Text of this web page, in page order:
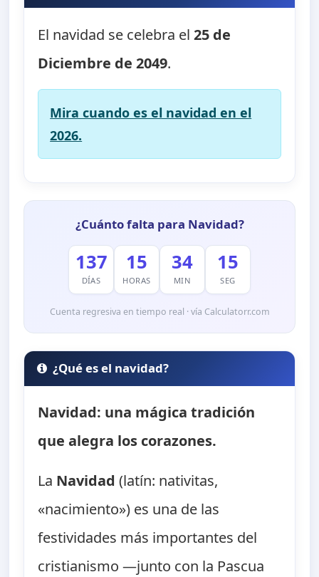
El navidad se celebra el25 de
Diciembre de 2049.
Mira cuando es el navidad en el
2026.
¿Cuánto falta para Navidad?
137
DÍAS
15
HORAS
34
MIN
14
SEG
Cuenta regresiva en tiempo real · vía Calculatorr.com
¿Qué es el navidad?
Navidad: una mágica tradición
que alegra los corazones.
La Navidad(latín: nativitas,
«nacimiento») es una de las
festividades más importantes del
cristianismo —junto con la Pascua